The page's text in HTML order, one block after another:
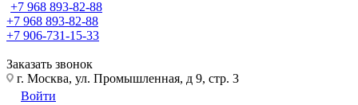
+7 968 893-82-88
+7 968 893-82-88
+7 906-731-15-33
Заказать звонок
г. Москва, ул. Промышленная, д 9, стр. 3
Войти